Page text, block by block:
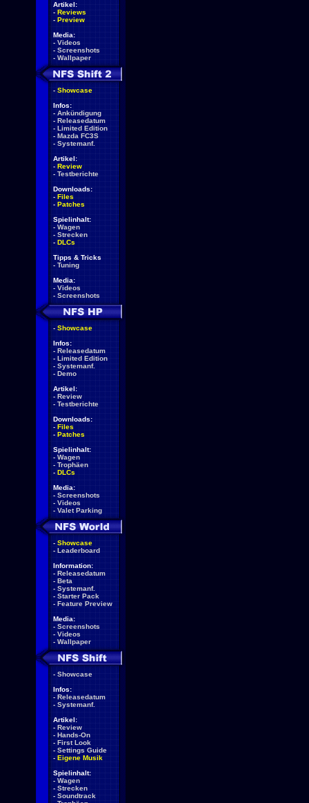
Artikel:
- Reviews
- Preview
Media:
- Videos
- Screenshots
- Wallpaper
- Showcase
Infos:
- Ankündigung
- Releasedatum
- Limited Edition
- Mazda FC3S
- Systemanf.
Artikel:
- Review
- Testberichte
Downloads:
- Files
- Patches
Spielinhalt:
- Wagen
- Strecken
- DLCs
Tipps & Tricks
- Tuning
Media:
- Videos
- Screenshots
- Showcase
Infos:
- Releasedatum
- Limited Edition
- Systemanf.
- Demo
Artikel:
- Review
- Testberichte
Downloads:
- Files
- Patches
Spielinhalt:
- Wagen
- Trophäen
- DLCs
Media:
- Screenshots
- Videos
- Valet Parking
- Showcase
- Leaderboard
Information:
- Releasedatum
- Beta
- Systemanf.
- Starter Pack
- Feature Preview
Media:
- Screenshots
- Videos
- Wallpaper
- Showcase
Infos:
- Releasedatum
- Systemanf.
Artikel:
- Review
- Hands-On
- First Look
- Settings Guide
- Eigene Musik
Spielinhalt:
- Wagen
- Strecken
- Soundtrack